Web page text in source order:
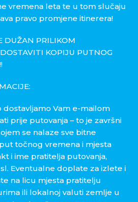
vremena leta te u tom slučaju
pravo promjene itinerera!
DUŽAN PRILIKOM
KOPIJU PUTNOG
dostavljamo Vam e-mailom
prije putovanja – to je završni
se nalaze sve bitne
točnog vremena i mjesta
i ime pratitelja putovanja,
Eventualne doplate za izlete i
na licu mjesta pratitelju
ili lokalnoj valuti zemlje u